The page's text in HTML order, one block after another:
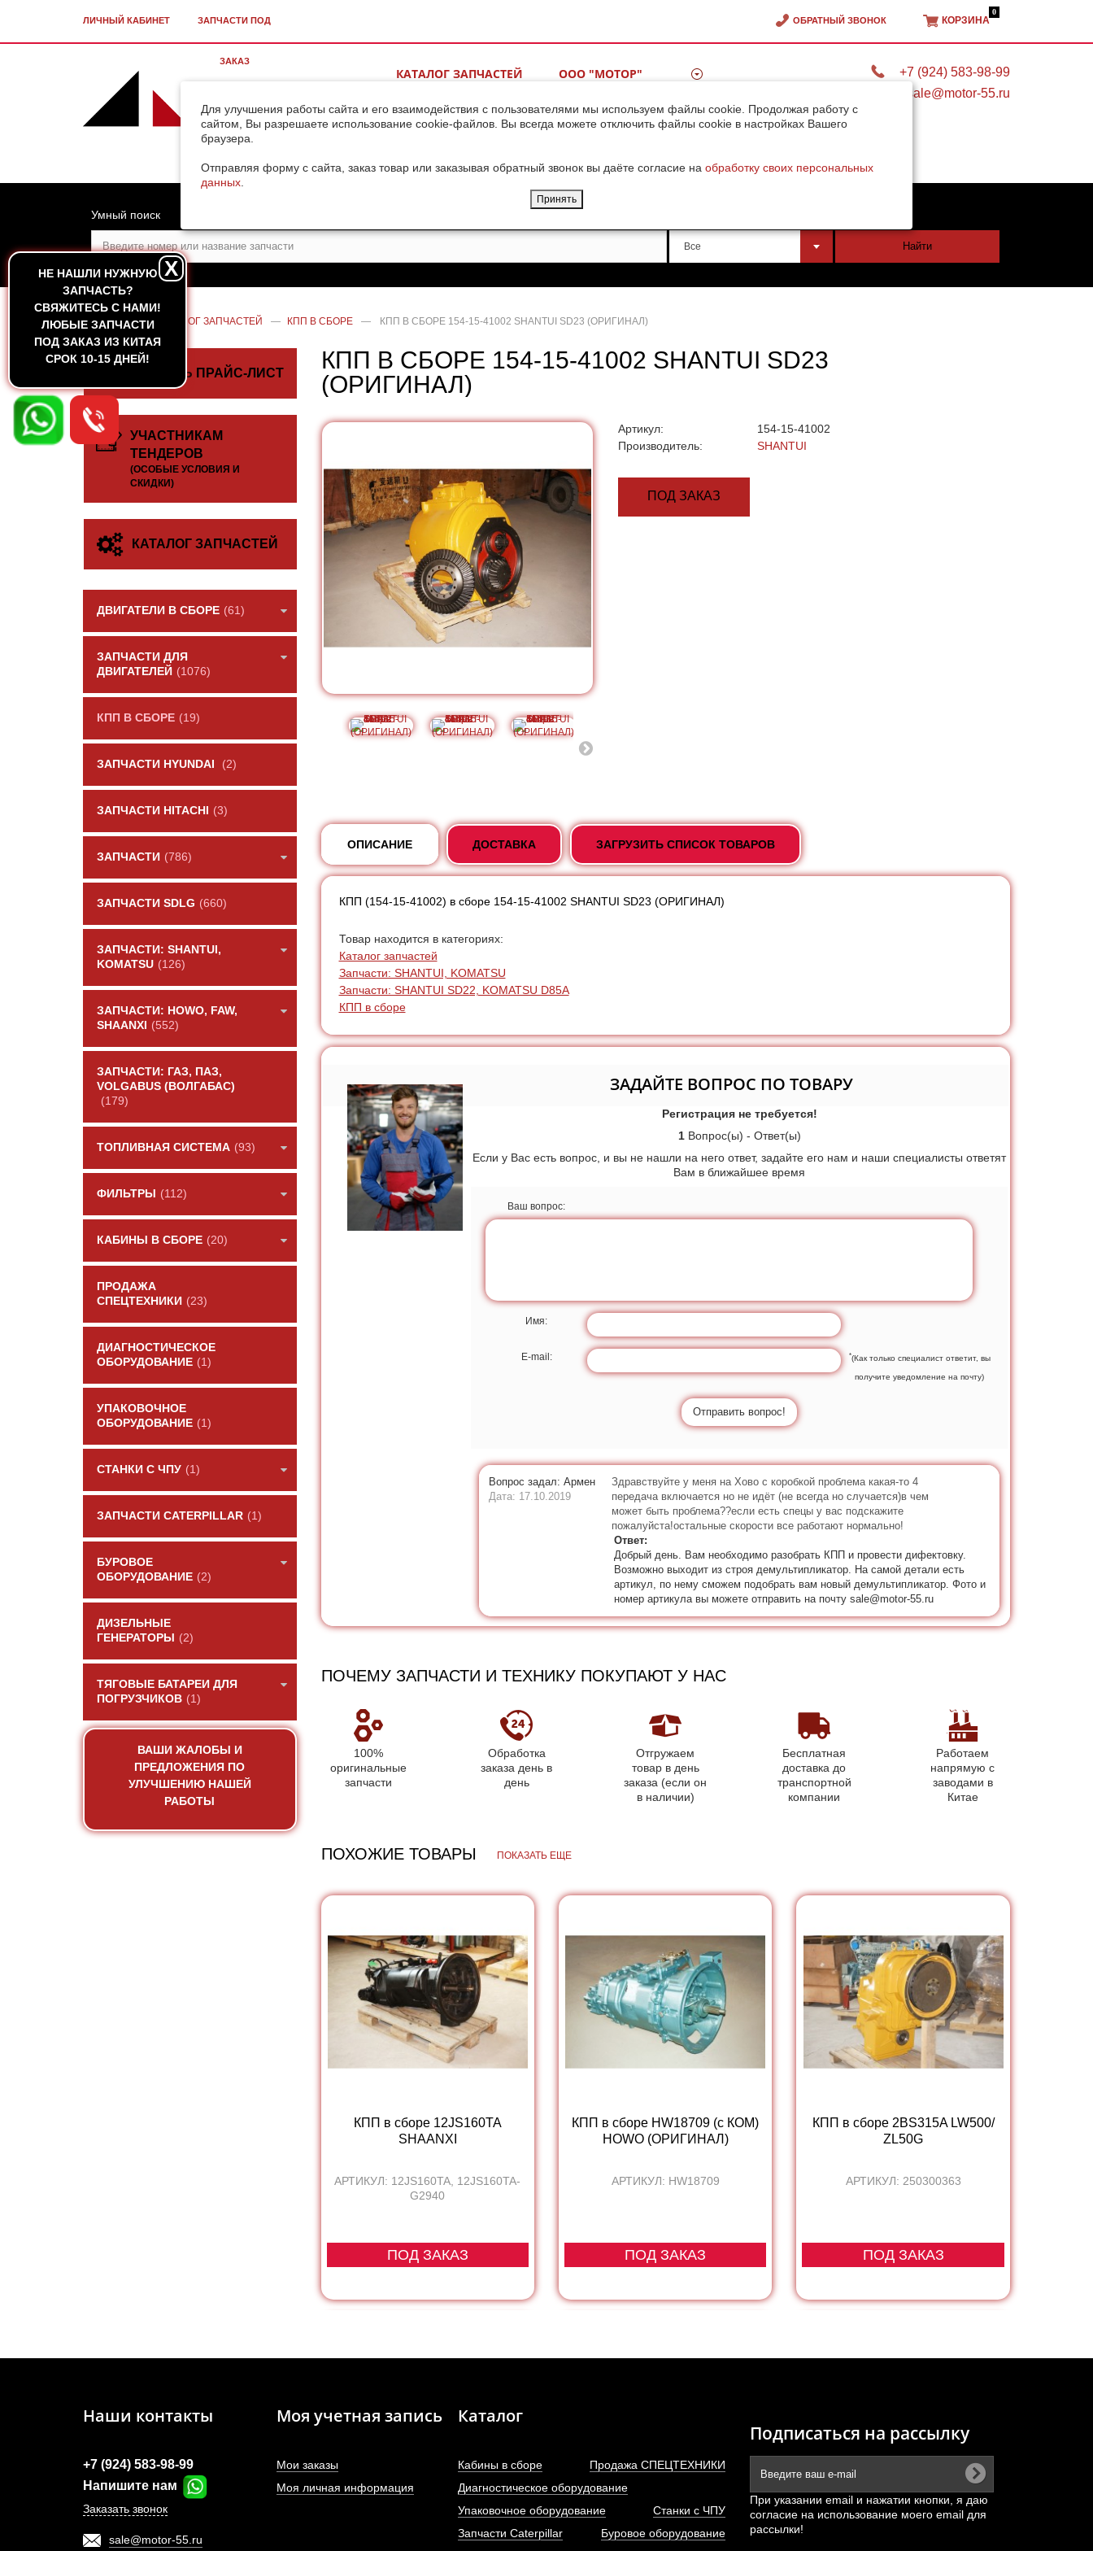
Для улучшения работы сайта и его взаимодействия с пользователями мы используем файлы cookie. Продолжая работу с
сайтом, Вы разрешаете использование cookie-файлов. Вы всегда можете отключить файлы cookie в настройках Вашего
браузера.
Отправляя форму с сайта, заказ товар или заказывая обратный звонок вы даёте согласие на обработку своих персональных
данных
Принять
ЛИЧНЫЙ КАБИНЕТ ЗАПЧАСТИ ПОД
ЗАКАЗ
ОБРАТНЫЙ ЗВОНОК КОРЗИНА
0
КАТАЛОГ ЗАПЧАСТЕЙ ООО "МОТОР"
ВИДЕОГАЛЕРЕЯ КОНТАКТЫ
+7 (924) 583-98-99
sale@motor-55.ru
НЕ НАШЛИ НУЖНУЮ
ЗАПЧАСТЬ?
CВЯЖИТЕСЬ С НАМИ!
ЛЮБЫЕ ЗАПЧАСТИ
ПОД ЗАКАЗ ИЗ КИТАЯ
СРОК 10-15 ДНЕЙ!
X
Умный поиск
Все Найти
ГЛАВНАЯ — КАТАЛОГ ЗАПЧАСТЕЙ — КПП В СБОРЕ — КПП В СБОРЕ 154-15-41002 SHANTUI SD23 (ОРИГИНАЛ)
СКАЧАТЬ ПРАЙС-ЛИСТ
УЧАСТНИКАМ
ТЕНДЕРОВ
(ОСОБЫЕ УСЛОВИЯ И
СКИДКИ)
КАТАЛОГ ЗАПЧАСТЕЙ
ДВИГАТЕЛИ В СБОРЕ (61)
ЗАПЧАСТИ ДЛЯ
ДВИГАТЕЛЕЙ (1076)
КПП В СБОРЕ (19)
ЗАПЧАСТИ HYUNDAI (2)
ЗАПЧАСТИ HITACHI (3)
ЗАПЧАСТИ (786)
ЗАПЧАСТИ SDLG (660)
ЗАПЧАСТИ: SHANTUI,
KOMATSU (126)
ЗАПЧАСТИ: HOWO, FAW,
SHAANXI
(552)
ЗАПЧАСТИ: ГАЗ, ПАЗ,
VOLGABUS (ВОЛГАБАС)
(179)
ТОПЛИВНАЯ СИСТЕМА (93)
ФИЛЬТРЫ (112)
КАБИНЫ В СБОРЕ (20)
ПРОДАЖА
СПЕЦТЕХНИКИ (23)
ДИАГНОСТИЧЕСКОЕ
ОБОРУДОВАНИЕ (1)
УПАКОВОЧНОЕ
ОБОРУДОВАНИЕ (1)
СТАНКИ С ЧПУ (1)
ЗАПЧАСТИ CATERPILLAR (1)
БУРОВОЕ
ОБОРУДОВАНИЕ (2)
ДИЗЕЛЬНЫЕ
ГЕНЕРАТОРЫ
(2)
ТЯГОВЫЕ БАТАРЕИ ДЛЯ
ПОГРУЗЧИКОВ (1)
ВАШИ ЖАЛОБЫ И
ПРЕДЛОЖЕНИЯ ПО
УЛУЧШЕНИЮ НАШЕЙ
РАБОТЫ
КПП В СБОРЕ 154-15-41002 SHANTUI SD23
(ОРИГИНАЛ)
Артикул:
154-15-41002
Производитель:
SHANTUI
ПОД ЗАКАЗ
ОПИСАНИЕ ДОСТАВКА ЗАГРУЗИТЬ СПИСОК ТОВАРОВ
КПП (154-15-41002) в сборе 154-15-41002 SHANTUI SD23 (ОРИГИНАЛ)
Товар находится в категориях:
Каталог запчастей
Запчасти: SHANTUI, KOMATSU
Запчасти: SHANTUI SD22, KOMATSU D85A
КПП в сборе
ЗАДАЙТЕ ВОПРОС ПО ТОВАРУ
Регистрация не требуется!
1Вопрос(ы) - Ответ(ы)
Если у Вас есть вопрос, и вы не нашли на него ответ, задайте его нам и наши специалисты ответят
Вам в ближайшее время
Ваш вопрос:
Имя:
E-mail: *(Как только специалист ответит, вы
получите уведомление на почту)
Отправить вопрос!
Вопрос задал: Армен
Дата: 17.10.2019
Здравствуйте у меня на Хово с коробкой проблема какая-то 4
передача включается но не идёт (не всегда но случается)в чем
может быть проблема??если есть спецы у вас подскажите
пожалуйста!остальные скорости все работают нормально!
Ответ:
Добрый день. Вам необходимо разобрать КПП и провести дифектовку.
Возможно выходит из строя демультипликатор. На самой детали есть
артикул, по нему сможем подобрать вам новый демультипликатор. Фото и
номер артикула вы можете отправить на почту sale@motor-55.ru
ПОЧЕМУ ЗАПЧАСТИ И ТЕХНИКУ ПОКУПАЮТ У НАС
100%
оригинальные
запчасти
Обработка
заказа день в
день
Отгружаем
товар в день
заказа (если он
в наличии)
Бесплатная
доставка до
транспортной
компании
Работаем
напрямую с
заводами в
Китае
ПОХОЖИЕ ТОВАРЫ ПОКАЗАТЬ ЕЩЕ
КПП в сборе 12JS160TA
SHAANXI
АРТИКУЛ: 12JS160TA, 12JS160TA-
G2940
ПОД ЗАКАЗ
КПП в сборе HW18709 (с КОМ)
HOWO (ОРИГИНАЛ)
АРТИКУЛ: HW18709
ПОД ЗАКАЗ
КПП в сборе 2BS315A LW500/
ZL50G
АРТИКУЛ: 250300363
ПОД ЗАКАЗ
КПП в сборе GR165 КПП в сборе 12JS180T SHAANXI
Наши контакты
+7 (924) 583-98-99
Напишите нам
Заказать звонок
sale@motor-55.ru
Моя учетная запись
Мои заказы
Моя личная информация
Каталог
Кабины в сборе
Продажа СПЕЦТЕХНИКИ
Диагностическое оборудование
Упаковочное оборудование
Станки с ЧПУ
Запчасти Caterpillar
Буровое оборудование
Подписаться на рассылку
При указании email и нажатии кнопки, я даю
согласие на использование моего email для
рассылки!